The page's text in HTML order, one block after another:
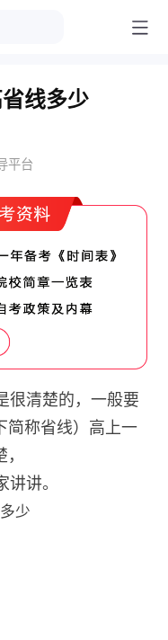
线多少
平台
很清楚的，一般要
简称省线）高上一
讲讲。